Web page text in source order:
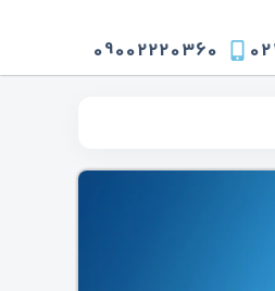
09002220360